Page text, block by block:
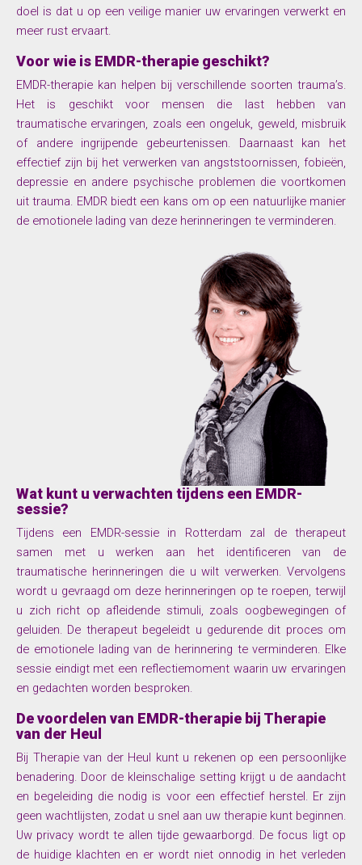
doel is dat u op een veilige manier uw ervaringen verwerkt en
meer rust ervaart.
Voor wie is EMDR-therapie geschikt?
EMDR-therapie kan helpen bij verschillende soorten trauma’s.
Het is geschikt voor mensen die last hebben van
traumatische ervaringen, zoals een ongeluk, geweld, misbruik
of andere ingrijpende gebeurtenissen. Daarnaast kan het
effectief zijn bij het verwerken van angststoornissen, fobieën,
depressie en andere psychische problemen die voortkomen
uit trauma. EMDR biedt een kans om op een natuurlijke manier
de emotionele lading van deze herinneringen te verminderen.
Wat kunt u verwachten tijdens een EMDR-
sessie?
Tijdens een EMDR-sessie in Rotterdam zal de therapeut
samen met u werken aan het identificeren van de
traumatische herinneringen die u wilt verwerken. Vervolgens
wordt u gevraagd om deze herinneringen op te roepen, terwijl
u zich richt op afleidende stimuli, zoals oogbewegingen of
geluiden. De therapeut begeleidt u gedurende dit proces om
de emotionele lading van de herinnering te verminderen. Elke
sessie eindigt met een reflectiemoment waarin uw ervaringen
en gedachten worden besproken.
De voordelen van EMDR-therapie bij Therapie
van der Heul
Bij Therapie van der Heul kunt u rekenen op een persoonlijke
benadering. Door de kleinschalige setting krijgt u de aandacht
en begeleiding die nodig is voor een effectief herstel. Er zijn
geen wachtlijsten, zodat u snel aan uw therapie kunt beginnen.
Uw privacy wordt te allen tijde gewaarborgd. De focus ligt op
de huidige klachten en er wordt niet onnodig in het verleden